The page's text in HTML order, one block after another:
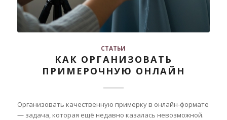
СТАТЬИ
КАК ОРГАНИЗОВАТЬ
ПРИМЕРОЧНУЮ ОНЛАЙН
Организовать качественную примерку в онлайн-формате
— задача, которая ещё недавно казалась невозможной.